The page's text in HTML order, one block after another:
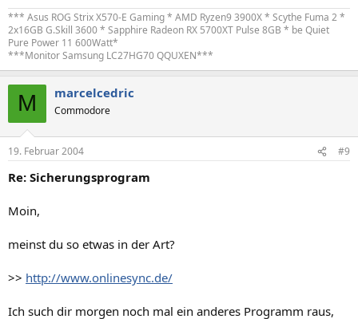
*** Asus ROG Strix X570-E Gaming * AMD Ryzen9 3900X * Scythe Fuma 2 *
2x16GB G.Skill 3600 * Sapphire Radeon RX 5700XT Pulse 8GB * be Quiet
Pure Power 11 600Watt*
***Monitor Samsung LC27HG70 QQUXEN***
M marcelcedric
Commodore
19. Februar 2004 #9
Re: Sicherungsprogram
Moin,
meinst du so etwas in der Art?
>> http://www.onlinesync.de/
Ich such dir morgen noch mal ein anderes Programm raus,